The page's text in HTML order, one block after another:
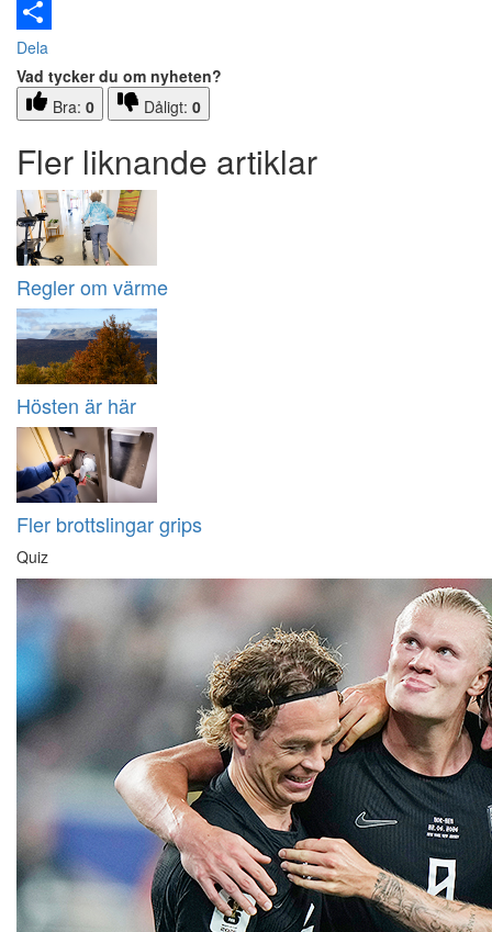
Email
Dela
Vad tycker du om nyheten?
Bra: 0 Dåligt: 0
Fler liknande artiklar
Regler om värme
Hösten är här
Fler brottslingar grips
Quiz